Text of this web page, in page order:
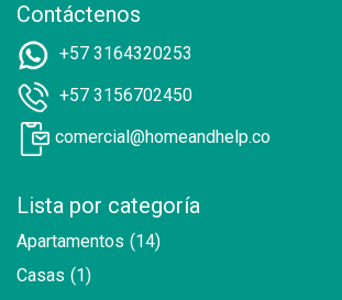
Contáctenos
+57 3164320253
+57 3156702450
comercial@homeandhelp.co
Lista por categoría
Apartamentos (14)
Casas (1)